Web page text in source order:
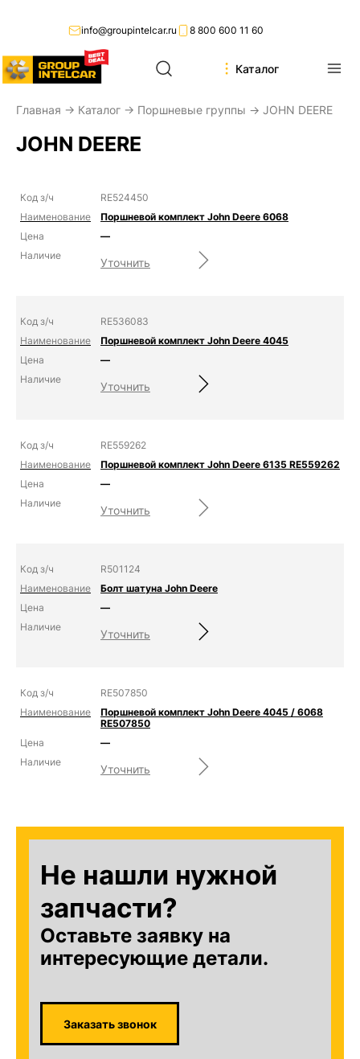
8 800 600 11 60
info@groupintelcar.ru
Каталог
Главная → Каталог → Поршневые группы → JOHN DEERE
JOHN DEERE
RE524450
Поршневой комплект John Deere 6068
—
Уточнить
RE536083
Поршневой комплект John Deere 4045
—
Уточнить
RE559262
Поршневой комплект John Deere 6135 RE559262
—
Уточнить
R501124
Болт шатуна John Deere
—
Уточнить
RE507850
Поршневой комплект John Deere 4045 / 6068
RE507850
—
Уточнить
Не нашли нужной
запчасти?
Оставьте заявку на
интересующие детали.
Заказать звонок